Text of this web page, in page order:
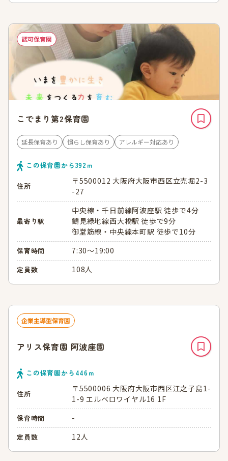
認可保育園
こでまり第2保育園
延長保育あり 慣らし保育あり アレルギー対応あり
この保育園から392ｍ
住所
〒5500012 大阪府大阪市西区立売堀2-3
-27
最寄り駅
中央線・千日前線阿波座駅 徒歩で4分
鶴見緑地線西大橋駅 徒歩で9分
御堂筋線・中央線本町駅 徒歩で10分
保育時間 7:30～19:00
定員数 108人
企業主導型保育園
アリス保育園 阿波座園
この保育園から 446ｍ
住所
〒5500006 大阪府大阪市西区江之子島1-
1-9 エルベロワイヤル16 1F
保育時間 -
定員数 12人